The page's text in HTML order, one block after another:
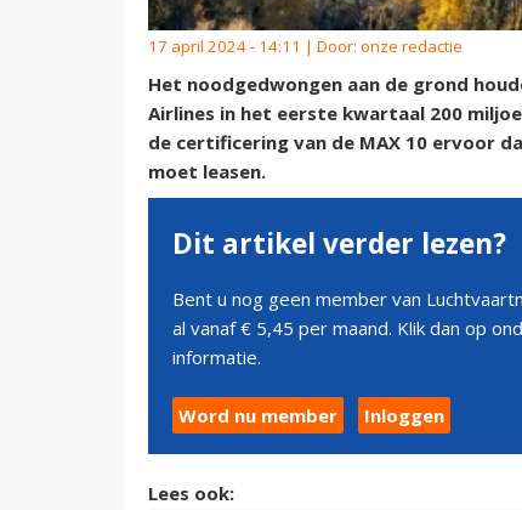
17 april 2024 - 14:11 | Door: onze redactie
Het noodgedwongen aan de grond
Airlines in het eerste kwartaal 200
de certificering van de MAX 10 ervoor
moet leasen.
Dit artikel verder lezen?
Bent u nog geen member van
al vanaf € 5,45 per maand. Klik dan op
informatie.
Word nu member Inloggen
Lees ook: